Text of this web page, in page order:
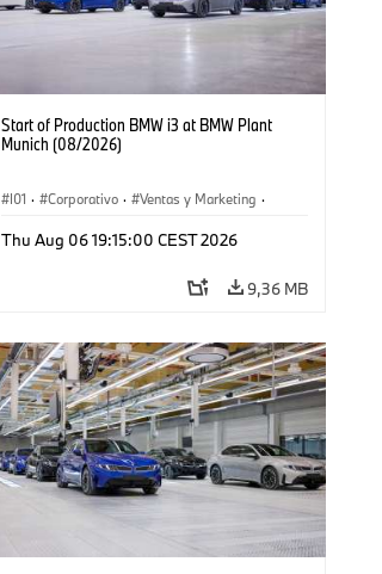
Start of Production BMW i3 at BMW Plant
Munich (08/2026)
I01 · Corporativo · Ventas y Marketing ·
Thu Aug 06 19:15:00 CEST 2026
9,36 MB